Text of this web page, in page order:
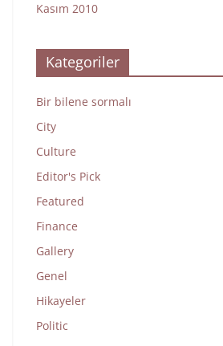
Kasım 2010
Kategoriler
Bir bilene sormalı
City
Culture
Editor's Pick
Featured
Finance
Gallery
Genel
Hikayeler
Politic